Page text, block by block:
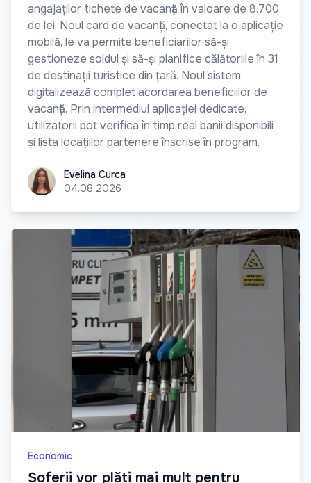
angajaților tichete de vacanță în valoare de 8.700
de lei. Noul card de vacanță, conectat la o aplicație
mobilă, le va permite beneficiarilor să-și
gestioneze soldul și să-și planifice călătoriile în 31
de destinații turistice din țară. Noul sistem
digitalizează complet acordarea beneficiilor de
vacanță. Prin intermediul aplicației dedicate,
utilizatorii pot verifica în timp real banii disponibili
și lista locațiilor partenere înscrise în program.
Evelina CurcaEvelina Curca
04.08.2026
Economic
Șoferii vor plăti mai mult pentru